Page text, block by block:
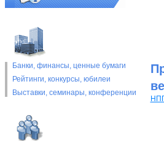
Банки, финансы, ценные бумаги
Рейтинги, конкурсы, юбилеи
Выставки, cеминары, конференции